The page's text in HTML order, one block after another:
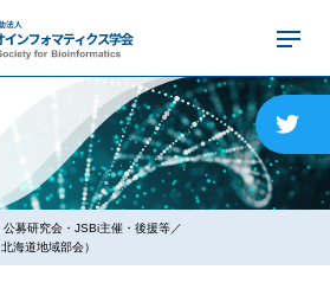
公募研究会・JSBi主催・後援等
海道地域部会）